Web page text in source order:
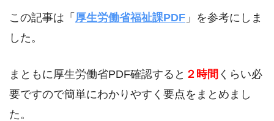
この記事は「 厚生労働省福祉課PDF 」を参考にしま
した。
まともに厚生労働省PDF確認すると ２時間 くらい必
要ですので簡単にわかりやすく要点をまとめまし
た。